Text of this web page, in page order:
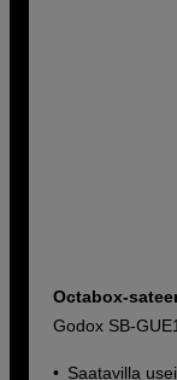
Octabox-
Godox SB-
Saatavilla